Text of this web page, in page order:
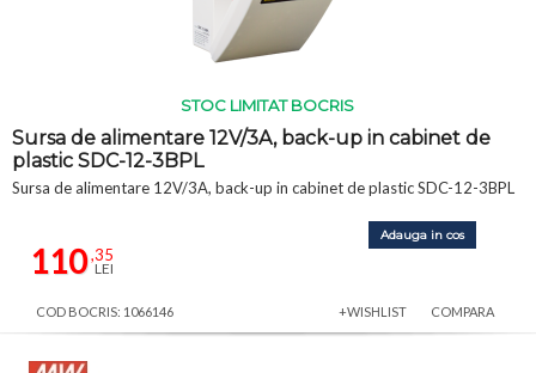
STOC LIMITAT BOCRIS
Sursa de alimentare 12V/3A, back-up in cabinet de
plastic SDC-12-3BPL
Sursa de alimentare 12V/3A, back-up in cabinet de plastic SDC-12-3BPL
110,35
LEI
Adauga in cos
COD BOCRIS: 1066146 +WISHLIST COMPARA